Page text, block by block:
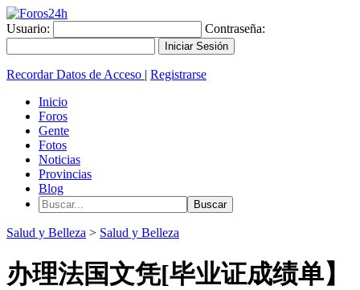
Usuario: Contraseña:
Recordar Datos de Acceso | Registrarse
Inicio
Foros
Gente
Fotos
Noticias
Provincias
Blog
Salud y Belleza > Salud y Belleza
办理法国文凭[毕业证成绩单】